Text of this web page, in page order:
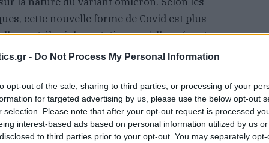
- Do Not Process My Personal Information
opt-out of the sale, sharing to third parties, or processing of your
for targeted advertising by us, please use the below opt-out
selection. Please note that after your opt-out request is processed
interest-based ads based on personal information utilized by us
to third parties prior to your opt-out. You may separately
cette nouvelle forme de Covid est plus
élevé de mutations qu’elle présente
capacité à résister aux vaccins.
à ceux de la première vague»
une efficacité de 70 % dans la réduction des
de presse en ligne Ryan Noach. Le
les cas sévères. De manière générale